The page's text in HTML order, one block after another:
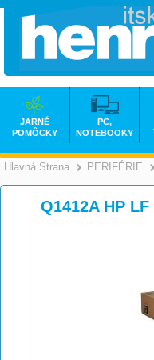
Hlavná Strana PERIFÉRIE
Q1412A HP
JARNÉ
POMÔCKY
PC,
NOTEBOOKY